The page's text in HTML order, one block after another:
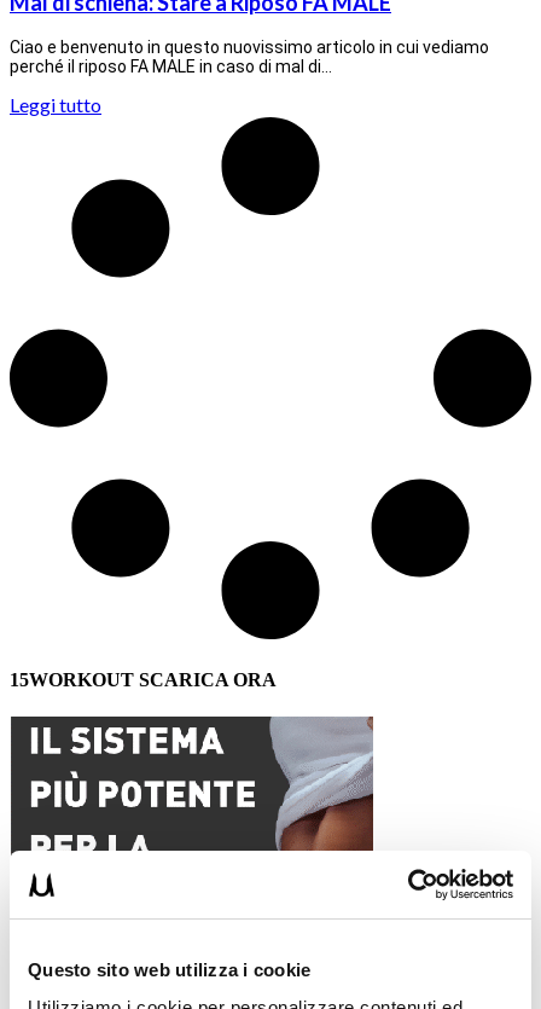
Questo sito web utilizza i cookie
Ciao e benvenuto in questo nuovissimo articolo in cui vediamo
perché il riposo FA MALE in caso di mal di…
Leggi tutto
15WORKOUT SCARICA ORA